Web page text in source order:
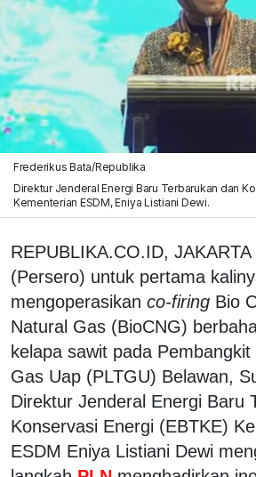
Frederikus Bata/Republika
Direktur Jenderal Energi Baru Terbarukan dan
Kementerian ESDM, Eniya Listiani Dewi.
REPUBLIKA.CO.ID,
(Persero) untuk pertama
mengoperasikan co-firing Bio
Natural Gas (BioCNG)
kelapa sawit pada
Gas Uap (PLTGU) Belawan,
Direktur Jenderal Energi Baru
Konservasi Energi (EBTKE)
ESDM Eniya Listiani Dewi